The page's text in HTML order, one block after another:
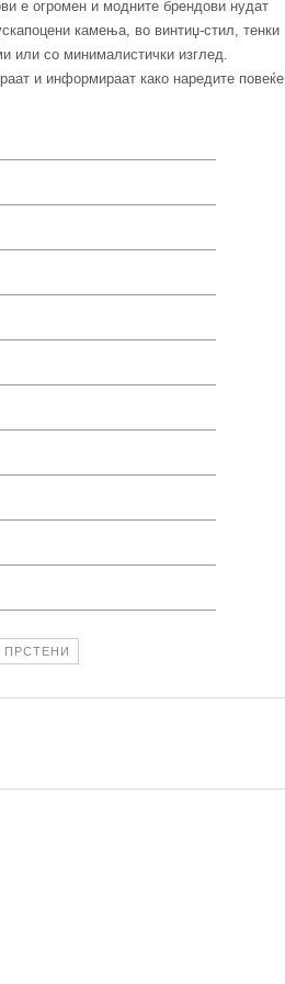
е огромен и модните брендови нудат
камења, во винтиџ-стил, тенки
или со минималистички изглед.
и информираат како наредите повеќе
ПРСТЕНИ